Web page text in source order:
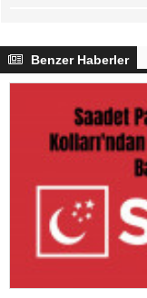
Benzer Haberler